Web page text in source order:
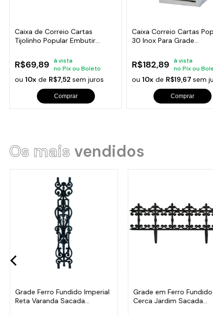
Caixa de Correio Cartas
Tijolinho Popular Embutir
R$69,89
à vista
no Pix ou Boleto
ou10x de R$7,52sem juros
Comprar
Caixa Correio Cartas
30 Inox Para Grade
R$182,89
à vista
no Pix ou
ou10x de R$19,67sem
Comprar
Os mais vendidos
Grade Ferro Fundido Imperial
Reta Varanda Sacada
Grade em Ferro Fundido
Cerca Jardim Sacada